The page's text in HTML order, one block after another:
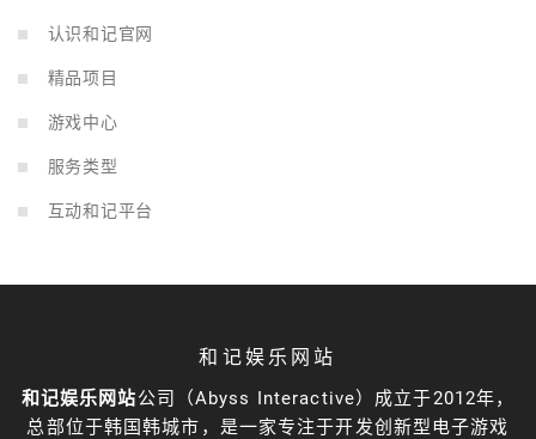
认识和记官网
精品项目
游戏中心
服务类型
互动和记平台
和记娱乐网站
和记娱乐网站公司（Abyss Interactive）成立于2012年，
总部位于韩国韩城市，是一家专注于开发创新型电子游戏